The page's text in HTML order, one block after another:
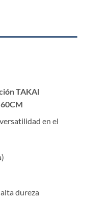
TAKAI
en el
dureza